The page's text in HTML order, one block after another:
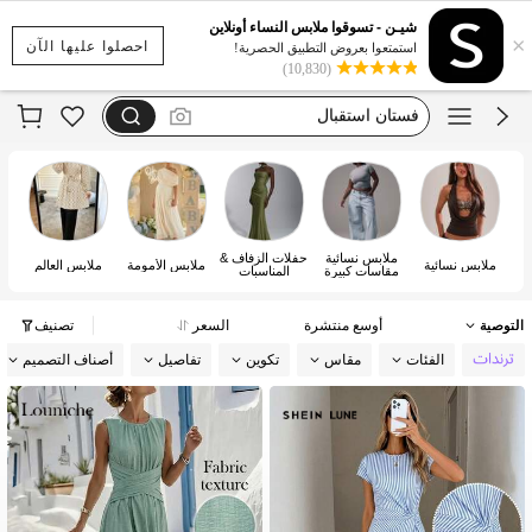
احصلوا عليها الآن ×
شيـن - تسوقوا ملابس النساء أونلاين
استمتعوا بعروض التطبيق الحصرية!
(10,830)
فستان اكمام طويله
فستان استقبال
motf
فستان يخفي الكرش
ملابس نسائية
ملابس نسائية
مقاسات كبيرة
حفلات الزفاف &
المناسبات
ملابس الأمومة ملابس العالم
التوصية أوسع منتشرة السعر تصنيف
الفئات مقاس تكوين تفاصيل أصناف التصميم